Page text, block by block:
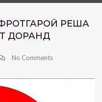
РЕША
ДОРАНД
No Comments